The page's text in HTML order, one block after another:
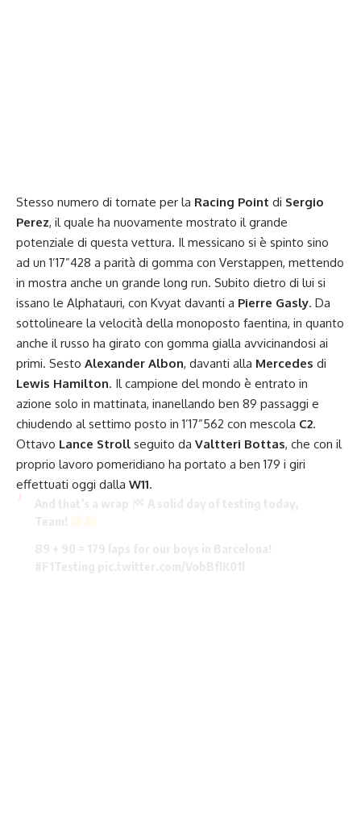
Stesso numero di tornate per la Racing Point di Sergio
Perez, il quale ha nuovamente mostrato il grande
potenziale di questa vettura. Il messicano si è spinto sino
ad un 1’17”428 a parità di gomma con Verstappen, mettendo
in mostra anche un grande long run. Subito dietro di lui si
issano le Alphatauri, con Kvyat davanti a Pierre Gasly. Da
sottolineare la velocità della monoposto faentina, in quanto
anche il russo ha girato con gomma gialla avvicinandosi ai
primi. Sesto Alexander Albon, davanti alla Mercedes di
Lewis Hamilton. Il campione del mondo è entrato in
azione solo in mattinata, inanellando ben 89 passaggi e
chiudendo al settimo posto in 1’17”562 con mescola C2.
Ottavo Lance Stroll seguito da Valtteri Bottas, che con il
proprio lavoro pomeridiano ha portato a ben 179 i giri
effettuati oggi dalla W11.